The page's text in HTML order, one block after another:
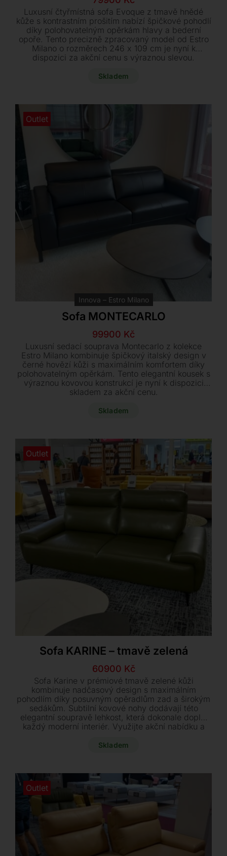
cena
byla:
189400 Kč.
cena
je:
79900 Kč.
Luxusní čtyřmístná sofa Evoque z tmavě hnědé
kůže s kontrastním prošitím nabízí špičkové pohodlí
díky polohovatelným opěrkám hlavy a bederní
opoře. Tento precizně zpracovaný model od Estro
Milano o rozměrech 246 x 109 cm je nyní k
dispozici za akční cenu s výraznou slevou.
okamžitému odběru.
Skladem
Outlet
Innova – Estro Milano
Sofa MONTECARLO
Původní
cena
byla:
139000 Kč.
99900 Kč
Aktuální
cena
je:
99900 Kč.
Luxusní sedací souprava Montecarlo z kolekce
Estro Milano kombinuje špičkový italský design v
černé hovězí kůži s maximálním komfortem díky
polohovatelným opěrkám. Tento elegantní kousek s
výraznou kovovou konstrukcí je nyní k dispozici
skladem za akční cenu.
Skladem
Outlet
Sofa KARINE – tmavě zelená
Původní
cena
byla:
73400 Kč.
60900 Kč
Aktuální
cena
je:
60900 Kč.
Sofa Karine v prémiové tmavě zelené kůži
kombinuje nadčasový design s maximálním
pohodlím díky posuvným opěradlům zad a širokým
sedákům. Subtilní kovové nohy dodávají této
elegantní soupravě lehkost, která dokonale doplní
každý moderní interiér. Využijte akční nabídku a
za zvýhodněnou cenu.
Skladem
Outlet